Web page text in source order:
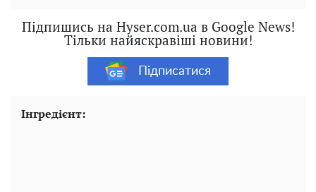
Підпишись на Hyser.com.ua в Google News!
Тільки найяскравіші новини!
Підписатися
Інгредієнт: